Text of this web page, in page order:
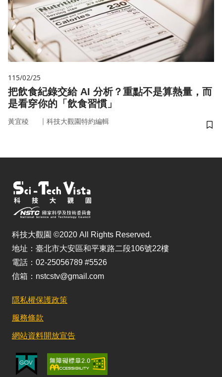
115/02/25
把飲食紀錄交給 AI 分析？重點不是算熱量，而
是看穿你的「飲食習慣」
黃宜稜 ｜ 科技大觀園特約編輯
儲
科技大觀園 ©2020 All Rights Reserved.
地址：臺北市大安區和平東路二段106號22樓
電話：02-25056789 #5526
信箱：nstcstv@gmail.com
隱私權保護政策
服務條款
網站資料開放宣告